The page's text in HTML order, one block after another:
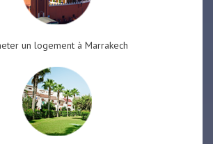
un logement à Marrakech